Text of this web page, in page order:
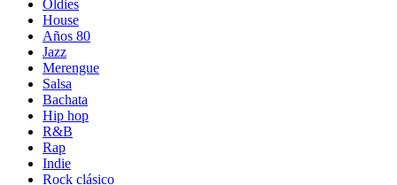
Oldies
House
Años 80
Jazz
Merengue
Salsa
Bachata
Hip hop
R&B
Rap
Indie
Rock clásico